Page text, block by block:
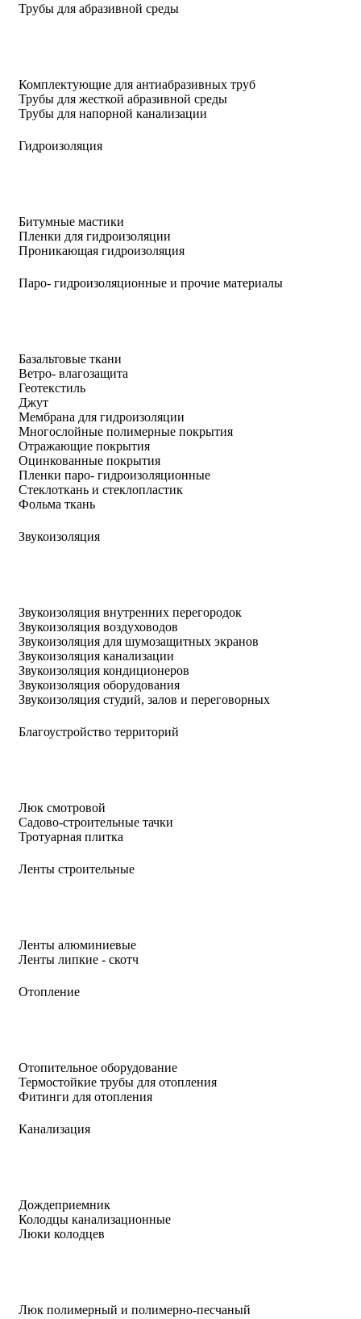
Трубы для абразивной среды
Комплектующие для антиабразивных труб
Трубы для жесткой абразивной среды
Трубы для напорной канализации
Гидроизоляция
Битумные мастики
Пленки для гидроизоляции
Проникающая гидроизоляция
Паро- гидроизоляционные и прочие материалы
Базальтовые ткани
Ветро- влагозащита
Геотекстиль
Джут
Мембрана для гидроизоляции
Многослойные полимерные покрытия
Отражающие покрытия
Оцинкованные покрытия
Пленки паро- гидроизоляционные
Стеклоткань и стеклопластик
Фольма ткань
Звукоизоляция
Звукоизоляция внутренних перегородок
Звукоизоляция воздуховодов
Звукоизоляция для шумозащитных экранов
Звукоизоляция канализации
Звукоизоляция кондиционеров
Звукоизоляция оборудования
Звукоизоляция студий, залов и переговорных
Благоустройство территорий
Люк смотровой
Садово-строительные тачки
Тротуарная плитка
Ленты строительные
Ленты алюминиевые
Ленты липкие - скотч
Отопление
Отопительное оборудование
Термостойкие трубы для отопления
Фитинги для отопления
Канализация
Дождеприемник
Колодцы канализационные
Люки колодцев
Люк полимерный и полимерно-песчаный